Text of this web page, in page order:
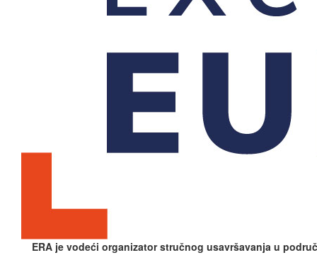
ERA je vodeći organizator stručnog usavršavanja u